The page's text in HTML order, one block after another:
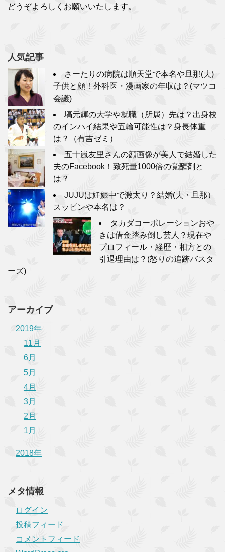
どうぞよろしくお願いいたします。
人気記事
さーたりの病院は順天堂で本名や旦那(夫)
子供と顔！外科医・漫画家の年収は？(マツコ
会議)
塙元輝の大学や就職（所属）先は？出身校
のインハイ結果や五輪可能性は？身長体重
は？（有吉ゼミ）
五十嵐友里さんの顔画像が美人で結婚した
夫のFacebook！致死量1000倍の覚醒剤と
は？
JUJUは妊娠中で激太り？結婚(夫・旦那）
スッピンや本名は？
タカダコーポレーションおや
きは借金踏み倒し芸人？現在や
プロフィール・経歴・相方との
引退理由は？(怒りの追跡バスタ
ーズ)
アーカイブ
2019年
11月
6月
5月
4月
3月
2月
1月
2018年
メタ情報
ログイン
投稿フィード
コメントフィード